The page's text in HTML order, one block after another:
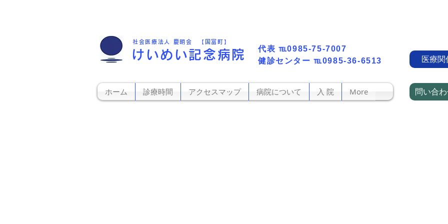
​健診センター℡0985-36-6513
社会医療法人 慶明会 【国富町】
けいめい記念病院 代表​ ℡0985-75-7007
医療関
ホーム 診療時間 アクセスマップ 病院について 入 院 More 問い合